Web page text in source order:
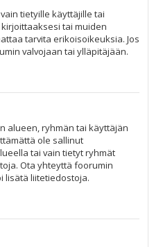
tietyille käyttäjille tai
tai muiden
tarvita erikoisoikeuksia. Jos
valvojaan tai ylläpitäjään.
alueen, ryhmän tai käyttäjän
ole sallinut
tai vain tietyt ryhmät
Ota yhteyttä foorumin
lisätä liitetiedostoja.